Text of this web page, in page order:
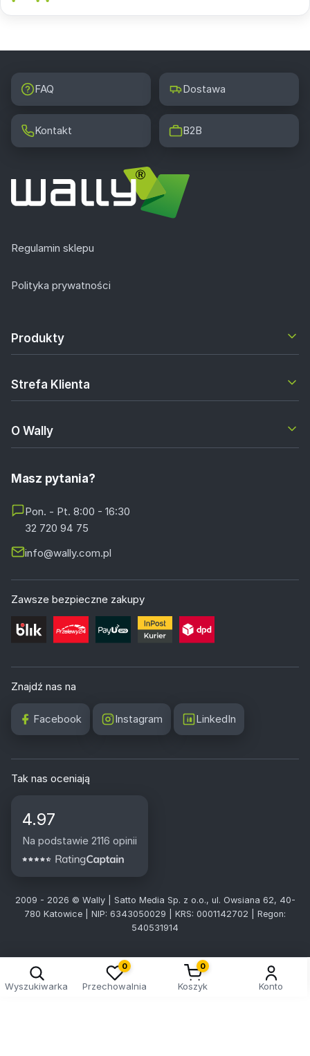
FAQ Dostawa
Kontakt B2B
Regulamin sklepu
Polityka prywatności
Produkty
Strefa Klienta
O Wally
Masz pytania?
Pon. - Pt. 8:00 - 16:30
32 720 94 75
info@wally.com.pl
Zawsze bezpieczne zakupy
Znajdź nas na
Facebook Instagram LinkedIn
Tak nas oceniają
4.97
Na podstawie 2116 opinii
2009 - 2026 © Wally | Satto Media Sp. z o.o., ul. Owsiana 62, 40-
780 Katowice | NIP: 6343050029 | KRS: 0001142702 | Regon:
540531914
Wyszukiwarka
0
Przechowalnia
0
Koszyk Konto